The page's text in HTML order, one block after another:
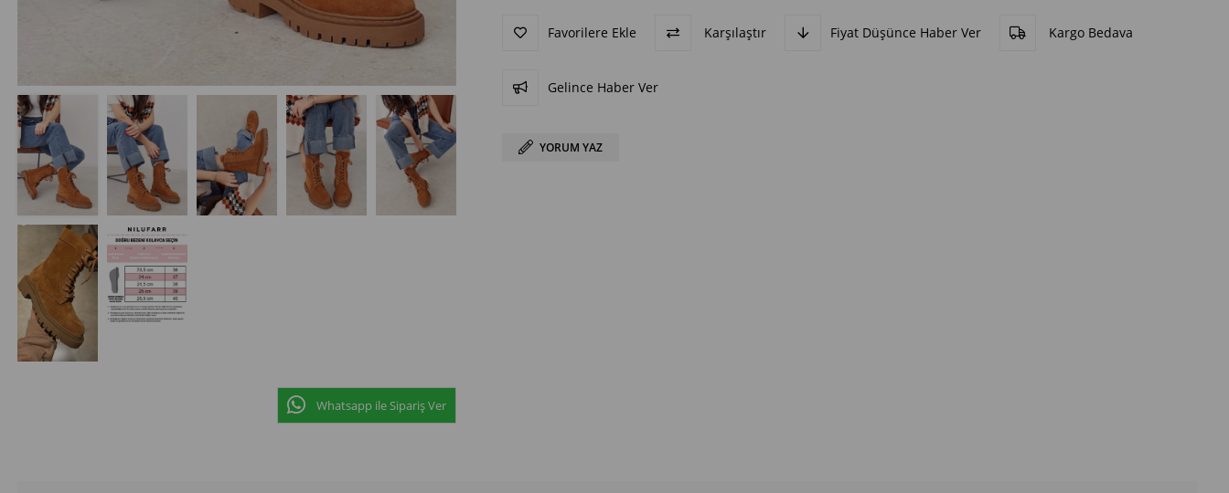
Whatsapp ile Sipariş Ver
Favorilere Ekle Karşılaştır Fiyat Düşünce Haber Ver Kargo Bedava
Gelince Haber Ver
YORUM YAZ